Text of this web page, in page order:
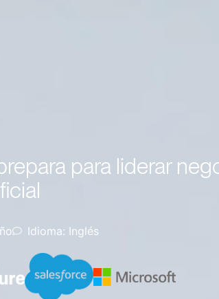
para liderar
Idioma: Inglés